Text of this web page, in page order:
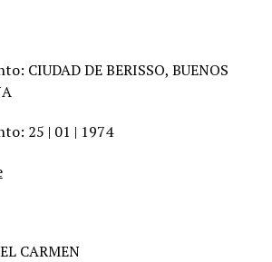
CIUDAD DE BERISSO, BUENOS
25 | 01 | 1974
CARMEN